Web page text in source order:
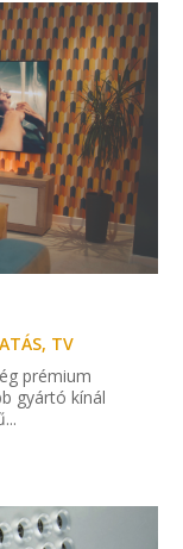
, TV
prémium
gyártó kínál